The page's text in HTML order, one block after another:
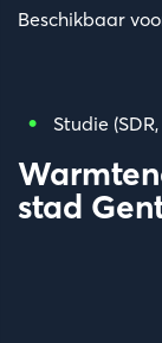
Beschikbaar
Studie
stad